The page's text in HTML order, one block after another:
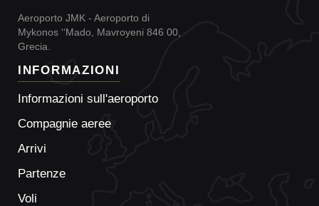
Aeroporto JMK - Aeroporto di
Mykonos ‘‘Mado, Mavroyeni 846 00,
Grecia.
INFORMAZIONI
Informazioni sull'aeroporto
Compagnie aeree
Arrivi
Partenze
Voli